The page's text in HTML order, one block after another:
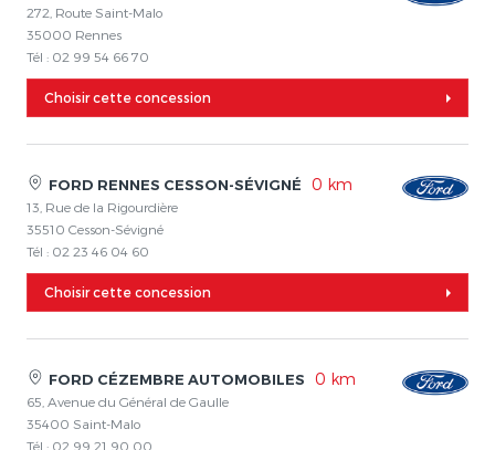
272, Route Saint-Malo
35000 Rennes
Tél : 02 99 54 66 70
Choisir cette concession
FORD RENNES CESSON-SÉVIGNÉ 0 km
13, Rue de la Rigourdière
35510 Cesson-Sévigné
Tél : 02 23 46 04 60
Choisir cette concession
FORD CÉZEMBRE AUTOMOBILES 0 km
65, Avenue du Général de Gaulle
35400 Saint-Malo
Tél : 02 99 21 90 00